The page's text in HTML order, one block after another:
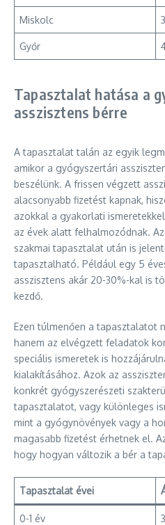
Miskolc
Győr
Tapasztalat hatása a
asszisztens bérre
A tapasztalat talán az egyik
amikor a gyógyszertári
beszélünk. A frissen végzett
alacsonyabb fizetést kapnak,
azokkal a gyakorlati
az évek alatt felhalmozódnak.
szakmai tapasztalat után is
tapasztalható. Például egy 5
asszisztens akár 20-30%-kal is
kezdő.
Ezen túlmenően a tapasztalatot
hanem az elvégzett feladatok
speciális ismeretek is
kialakításához. Azok az
konkrét gyógyszerészeti
tapasztalatot, vagy különleges
mint a gyógynövények vagy a
magasabb fizetést érhetnek el.
hogy hogyan változik a bér a
Tapasztalat évei
0-1 év